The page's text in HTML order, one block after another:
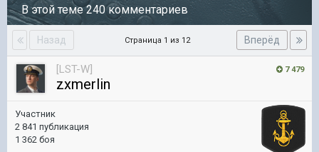
В этой теме 240 комментариев
Назад Вперёд
Страница 1 из 12
7 479
[LST-W]
zxmerlin
Участник
2 841 публикация
1 362 боя